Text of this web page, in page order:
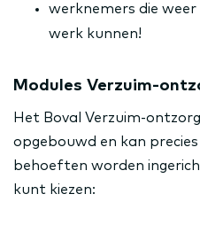
werknemers die
werk kunnen!
Modules Verzuim-
Het Boval Verzuim-
opgebouwd en kan
behoeften worden
kunt kiezen: